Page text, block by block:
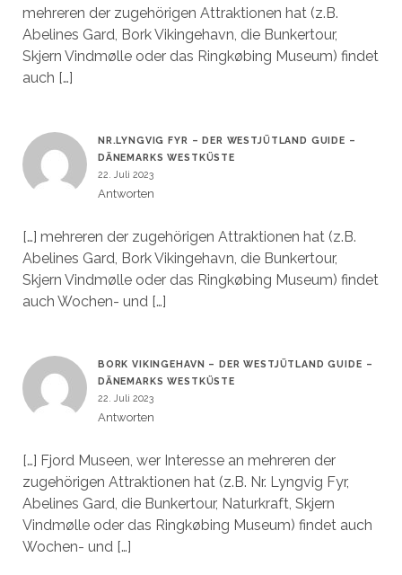
mehreren der zugehörigen Attraktionen hat (z.B.
Abelines Gard, Bork Vikingehavn, die Bunkertour,
Skjern Vindmølle oder das Ringkøbing Museum) findet
auch […]
NR.LYNGVIG FYR – DER WESTJÜTLAND GUIDE –
DÄNEMARKS WESTKÜSTE
22. Juli 2023
Antworten
[…] mehreren der zugehörigen Attraktionen hat (z.B.
Abelines Gard, Bork Vikingehavn, die Bunkertour,
Skjern Vindmølle oder das Ringkøbing Museum) findet
auch Wochen- und […]
BORK VIKINGEHAVN – DER WESTJÜTLAND GUIDE –
DÄNEMARKS WESTKÜSTE
22. Juli 2023
Antworten
[…] Fjord Museen, wer Interesse an mehreren der
zugehörigen Attraktionen hat (z.B. Nr. Lyngvig Fyr,
Abelines Gard, die Bunkertour, Naturkraft, Skjern
Vindmølle oder das Ringkøbing Museum) findet auch
Wochen- und […]